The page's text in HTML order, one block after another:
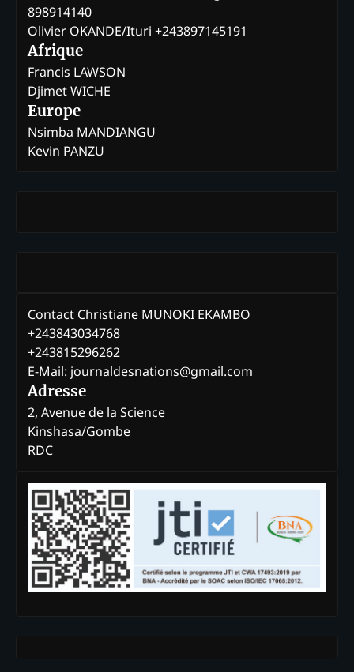
898914140
Olivier OKANDE/Ituri +243897145191
Afrique
Francis LAWSON
Djimet WICHE
Europe
Nsimba MANDIANGU
Kevin PANZU
Contact Christiane MUNOKI EKAMBO
+243843034768
+243815296262
E-Mail: journaldesnations@gmail.com
Adresse
2, Avenue de la Science
Kinshasa/Gombe
RDC